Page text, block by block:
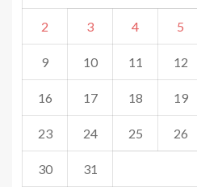
2 3 4 5
9 10 11 12
16 17 18 19
23 24 25 26
30 31